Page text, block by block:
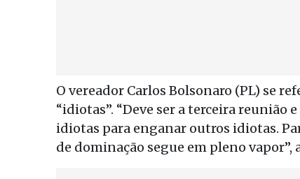
O vereador Carlos Bolsonaro (PL) se
“idiotas”. “Deve ser a terceira reunião
idiotas para enganar outros idiotas.
de dominação segue em pleno vapor”,